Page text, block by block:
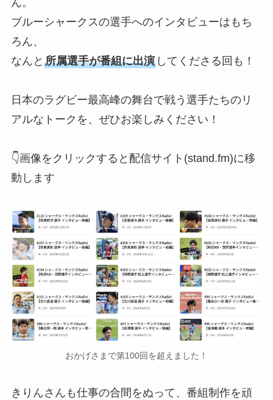
ん。
ブルーシャークスの選手へのインタビューはもち
ろん、
なんと 所属選手が番組に出演してくださる回も！
日本のラグビー最高峰の舞台で戦う選手たちのリ
アルなトークを、ぜひお楽しみください！
👇画像をクリックすると配信サイト(stand.fm)に移
動します
おかげさまで第100回を超えました！
きりんさんも仕事の合間をぬって、番組制作を頑